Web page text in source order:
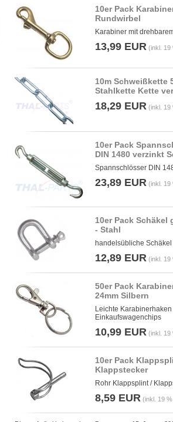
10er Pack
Rundwirbel
Karabiner mit
13,99 EUR (inkl. 19
10m Schweißkette
Stahlkette Kette
18,29 EUR (inkl. 19
10er Pack
DIN 1480 verzinkt
Spannschlösser DIN
23,89 EUR (inkl. 19
10er Pack Schäkel
- Stahl
handelsübliche Schäkel
12,89 EUR (inkl. 19
50er Pack
24mm Silbern
Leichte
Einkaufswagenchips
10,99 EUR (inkl. 19
10er Pack
Klappstecker
Rohr Klappsplint /
8,59 EUR (inkl. 19